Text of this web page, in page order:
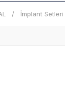
İmplant Setleri